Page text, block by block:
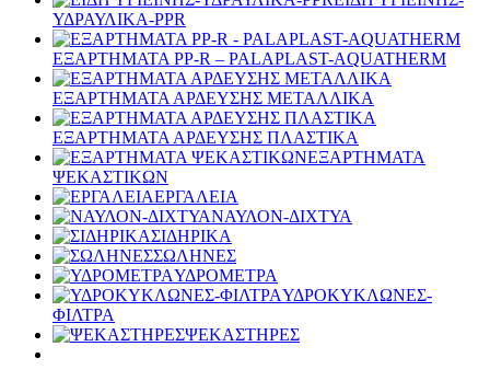
ΥΔΡΑΥΛΙΚΑ-PPR
ΕΞΑΡΤΗΜΑΤΑ PP-R – PALAPLAST-AQUATHERM
ΕΞΑΡΤΗΜΑΤΑ ΑΡΔΕΥΣΗΣ ΜΕΤΑΛΛΙΚΑ
ΕΞΑΡΤΗΜΑΤΑ ΑΡΔΕΥΣΗΣ ΠΛΑΣΤΙΚΑ
ΕΞΑΡΤΗΜΑΤΑ
ΨΕΚΑΣΤΙΚΩΝ
ΕΡΓΑΛΕΙΑ
ΝΑΥΛΟΝ-ΔΙΧΤΥΑ
ΣΙΔΗΡΙΚΑ
ΣΩΛΗΝΕΣ
ΥΔΡΟΜΕΤΡΑ
ΥΔΡΟΚΥΚΛΩΝΕΣ-
ΦΙΛΤΡΑ
ΨΕΚΑΣΤΗΡΕΣ